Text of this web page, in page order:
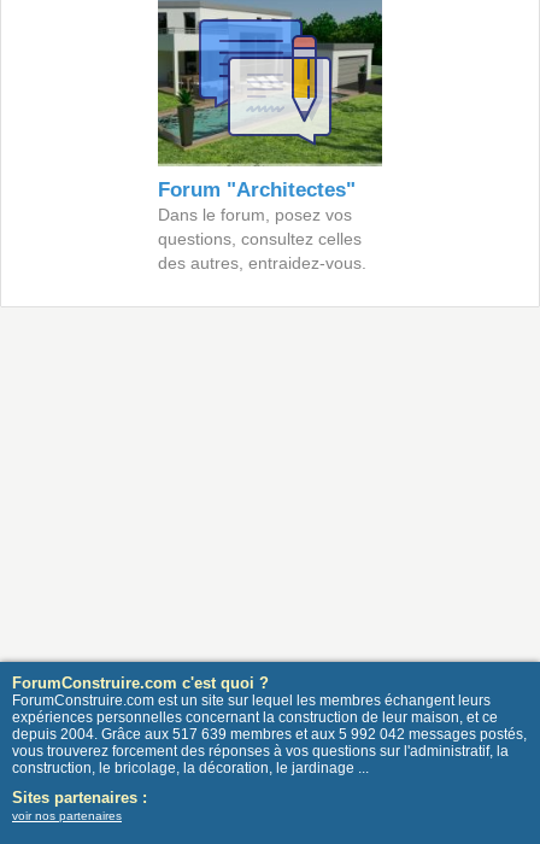
Forum "Architectes"
Dans le forum, posez vos
questions, consultez celles
des autres, entraidez-vous.
ForumConstruire.com c'est quoi ?
ForumConstruire.com est un site sur lequel les membres échangent leurs
expériences personnelles concernant la construction de leur maison, et ce
depuis 2004. Grâce aux 517 639 membres et aux 5 992 042 messages postés,
vous trouverez forcement des réponses à vos questions sur l'administratif, la
construction, le bricolage, la décoration, le jardinage ...
Sites partenaires :
voir nos partenaires